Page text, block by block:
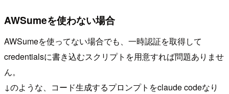
AWSumeを使わない場合
AWSumeを使ってない場合でも、一時認証を取得して
credentialsに書き込むスクリプトを用意すれば問題ありませ
ん。
↓のような、コード生成するプロンプトをclaude codeなり